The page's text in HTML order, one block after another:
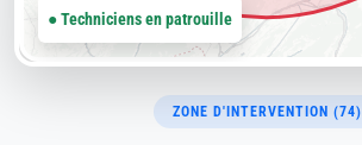
ZONE D'INTERVENTION (74)
● Techniciens en patrouille